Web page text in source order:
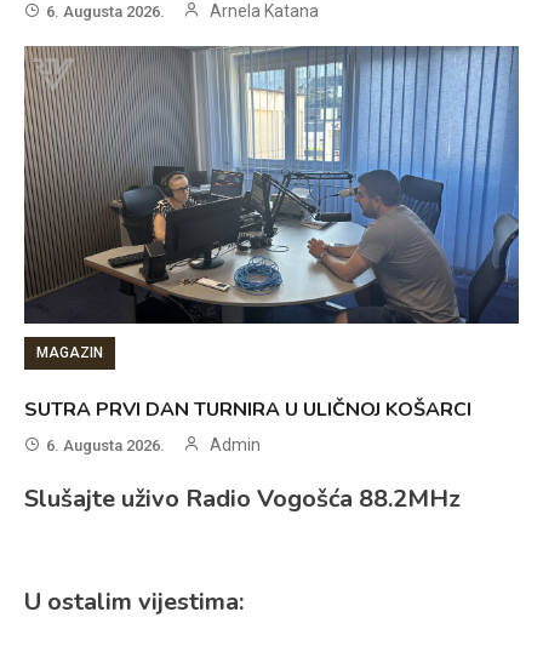
6. Augusta 2026. Arnela Katana
MAGAZIN
SUTRA PRVI DAN TURNIRA U ULIČNOJ KOŠARCI
6. Augusta 2026. Admin
Slušajte uživo Radio Vogošća 88.2MHz
U ostalim vijestima: